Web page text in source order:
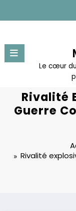
contenu
Le cœur
Rivalité
Guerre
Rivalité